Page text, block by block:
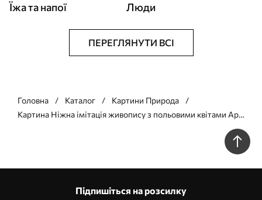
Їжа та напої Люди
ПЕРЕГЛЯНУТИ ВСІ
Головна Каталог
Картини Природа
Картина Ніжна імітація живопису з польовими квітами Арт.
Підпишіться на розсилку